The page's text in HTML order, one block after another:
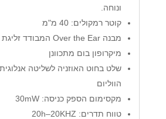
ונוחה.
קוטר רמקולים: 40 מ"מ
מבנה Over the Ear המבודד זליגת סאונד
מיקרופון בום מתכוונן
שלט בחוט האוזניה לשליטה
הווליום
מקסימום הספק כניסה: 30mW
טווח תדרים: 20h–20KHZ